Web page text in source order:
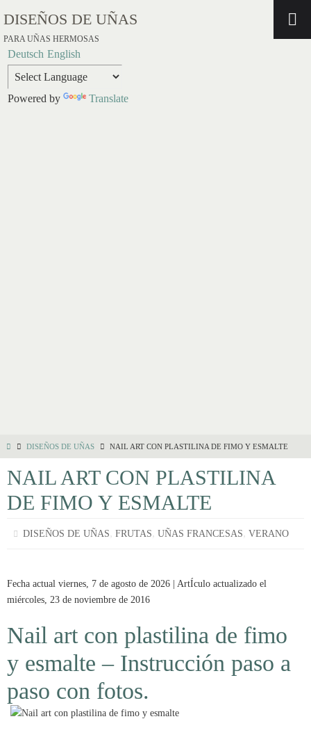
DISEÑOS DE UÑAS
PARA UÑAS HERMOSAS
Deutsch English
Powered by Translate
DISEÑOS DE UÑAS NAIL ART CON PLASTILINA DE FIMO Y ESMALTE
NAIL ART CON PLASTILINA
DE FIMO Y ESMALTE
DISEÑOS DE UÑAS,FRUTAS,UÑAS FRANCESAS,VERANO
Fecha actual viernes, 7 de agosto de 2026 | ArtÍculo actualizado el
miércoles, 23 de noviembre de 2016
Nail art con plastilina de fimo
y esmalte – Instrucción paso a
paso con fotos.